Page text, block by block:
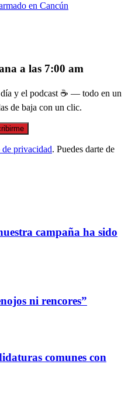
en Cancún
a las 7:00 am
y el podcast ☕ — todo en un
de baja con un clic.
de privacidad. Puedes darte de
campaña ha sido
ni rencores”
comunes con